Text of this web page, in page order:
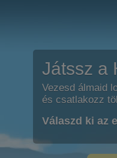
Játssz a
Vezesd álmaid
és csatlakozz
Válaszd ki az